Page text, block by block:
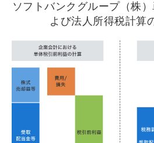
ソフトバンクグループ（株
よび法人所得税計算